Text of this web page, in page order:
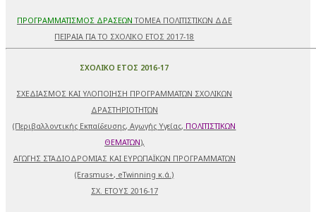
ΠΡΟΓΡΑΜΜΑΤΙΣΜΟΣ ΔΡΑΣΕΩΝ ΤΟΜΕΑ ΠΟΛΙΤΙΣΤΙΚΩΝ ΔΔΕ
ΠΕΙΡΑΙΑ ΓΙΑ ΤΟ ΣΧΟΛΙΚΟ ΕΤΟΣ 2017-18
ΣΧΟΛΙΚΟ ΕΤΟΣ 2016-17
ΣΧΕΔΙΑΣΜΟΣ ΚΑΙ ΥΛΟΠΟΙΗΣΗ ΠΡΟΓΡΑΜΜΑΤΩΝ ΣΧΟΛΙΚΩΝ
ΔΡΑΣΤΗΡΙΟΤΗΤΩΝ
(Περιβαλλοντικής Εκπαίδευσης, Αγωγής Υγείας, ΠΟΛΙΤΙΣΤΙΚΩΝ
ΘΕΜΑΤΩΝ),
ΑΓΩΓΗΣ ΣΤΑΔΙΟΔΡΟΜΙΑΣ ΚΑΙ ΕΥΡΩΠΑΪΚΩΝ ΠΡΟΓΡΑΜΜΑΤΩΝ
(Erasmus+, eTwinning κ.ά.)
ΣΧ. ΕΤΟΥΣ 2016-17